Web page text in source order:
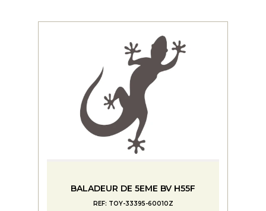
BALADEUR DE 5EME BV H55F
REF: TOY-33395-60010Z